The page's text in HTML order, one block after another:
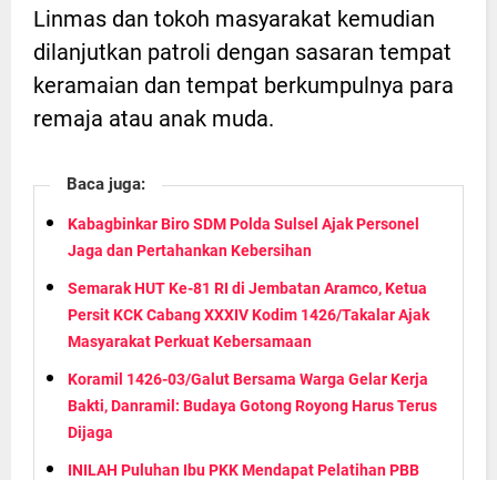
Linmas dan tokoh masyarakat kemudian
dilanjutkan patroli dengan sasaran tempat
keramaian dan tempat berkumpulnya para
remaja atau anak muda.
Baca juga:
Kabagbinkar Biro SDM Polda Sulsel Ajak Personel
Jaga dan Pertahankan Kebersihan
Semarak HUT Ke-81 RI di Jembatan Aramco, Ketua
Persit KCK Cabang XXXIV Kodim 1426/Takalar Ajak
Masyarakat Perkuat Kebersamaan
Koramil 1426-03/Galut Bersama Warga Gelar Kerja
Bakti, Danramil: Budaya Gotong Royong Harus Terus
Dijaga
INILAH Puluhan Ibu PKK Mendapat Pelatihan PBB